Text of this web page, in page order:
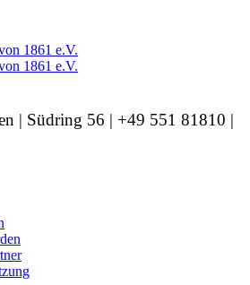
| Südring 56 | +49 551 81810 |